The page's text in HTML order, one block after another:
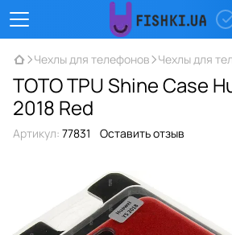
Чехлы для телефонов Чехлы для
TOTO TPU Shine Case
2018 Red
Артикул: 77831 Оставить отзыв